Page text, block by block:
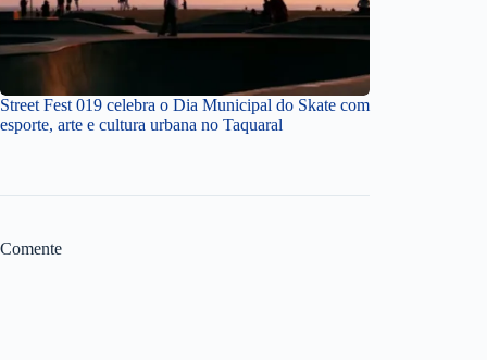
Street Fest 019 celebra o Dia Municipal do Skate com
esporte, arte e cultura urbana no Taquaral
Comente